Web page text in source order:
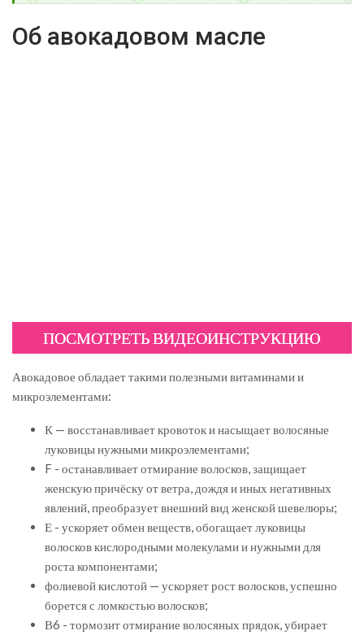
Об авокадовом масле
ПОСМОТРЕТЬ ВИДЕОИНСТРУКЦИЮ
Авокадовое обладает такими полезными витаминами и
микроэлементами:
К — восстанавливает кровоток и насыщает волосяные
луковицы нужными микроэлементами;
F - останавливает отмирание волосков, защищает
женскую причёску от ветра, дождя и иных негативных
явлений, преобразует внешний вид женской шевелюры;
Е - ускоряет обмен веществ, обогащает луковицы
волосков кислородными молекулами и нужными для
роста компонентами;
фолиевой кислотой — ускоряет рост волосков, успешно
борется с ломкостью волосков;
В6 - тормозит отмирание волосяных прядок, убирает